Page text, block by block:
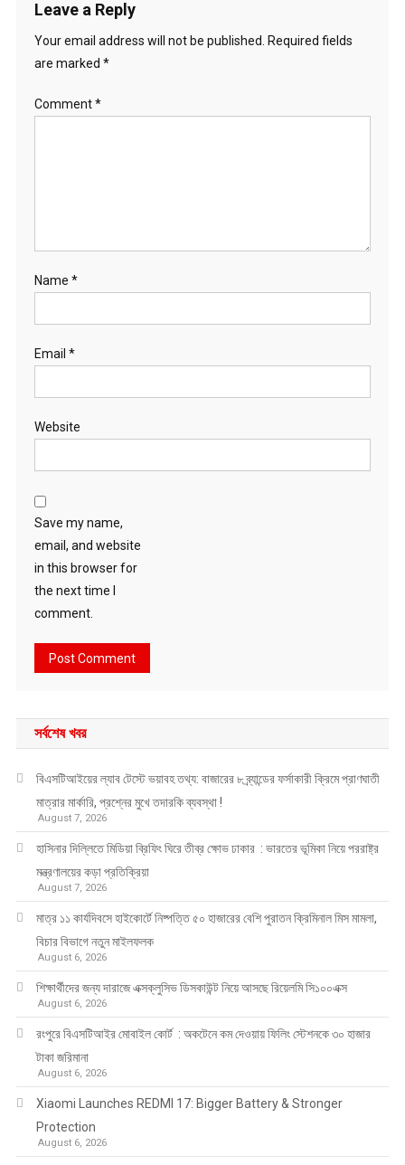
Leave a Reply
Your email address will not be published.
Required fields
are marked *
Comment*
Name *
Email *
Website
Save my name,
email, and website
in this browser for
the next time I
comment.
সর্বশেষ খবর
বিএসটিআইয়ের ল্যাব টেস্টে ভয়াবহ তথ্য: বাজারের ৮ ব্র্যান্ডের ফর্সাকারী ক্রিমে প্রাণঘাতী
মাত্রার মার্কারি, প্রশ্নের মুখে তদারকি ব্যবস্থা !
August 7, 2026
হাসিনার দিল্লিতে মিডিয়া ব্রিফিং ঘিরে তীব্র ক্ষোভ ঢাকার : ভারতের ভূমিকা নিয়ে পররাষ্ট্র
মন্ত্রণালয়ের কড়া প্রতিক্রিয়া
August 7, 2026
মাত্র ১১ কার্যদিবসে হাইকোর্টে নিষ্পত্তি ৫০ হাজারের বেশি পুরাতন ক্রিমিনাল মিস মামলা,
বিচার বিভাগে নতুন মাইলফলক
August 6, 2026
শিক্ষার্থীদের জন্য দারাজে এক্সক্লুসিভ ডিসকাউন্ট নিয়ে আসছে রিয়েলমি সি১০০এক্স
August 6, 2026
রংপুরে বিএসটিআইর মোবাইল কোর্ট : অকটেনে কম দেওয়ায় ফিলিং স্টেশনকে ৩০ হাজার
টাকা জরিমানা
August 6, 2026
Xiaomi Launches REDMI 17: Bigger Battery & Stronger
Protection
August 6, 2026